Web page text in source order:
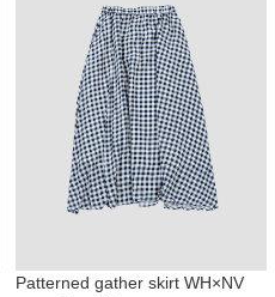
Patterned gather skirt WH×NV